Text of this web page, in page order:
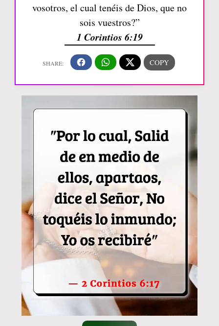
vosotros, el cual tenéis de Dios, que no
sois vuestros?”
1 Corintios 6:19